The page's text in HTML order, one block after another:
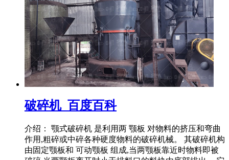
破碎机_百度百科
介绍： 颚式破碎机 是利用两 颚板 对物料的挤压和弯曲
作用,粗碎或中碎各种硬度物料的破碎机械。 其破碎机构
由固定颚板和 可动颚板 组成,当两颚板靠近时物料即被